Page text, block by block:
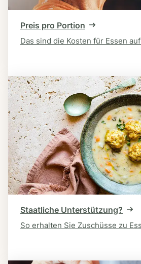
Preis pro Portion
Das sind die Kosten für Essen
Staatliche Unterstützung?
So erhalten Sie Zuschüsse zu